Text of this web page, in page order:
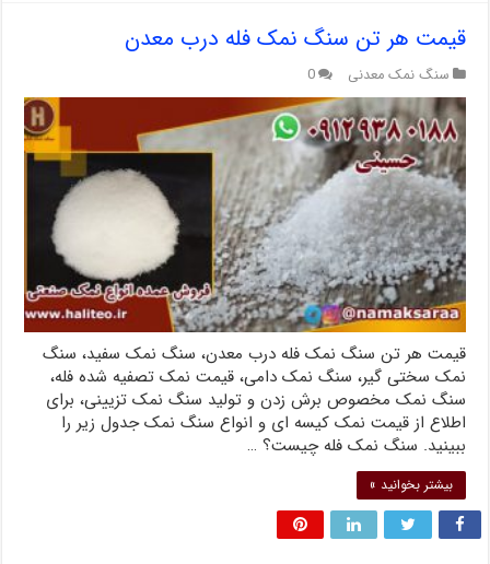
قیمت هر تن سنگ نمک فله درب معدن
سنگ نمک معدنی 0
قیمت هر تن سنگ نمک فله درب معدن، سنگ نمک سفید، سنگ
نمک سختی گیر، سنگ نمک دامی، قیمت نمک تصفیه شده فله،
سنگ نمک مخصوص برش زدن و تولید سنگ نمک تزیینی، برای
اطلاع از قیمت نمک کیسه ای و انواع سنگ نمک جدول زیر را
ببینید. سنگ نمک فله چیست؟ …
بیشتر بخوانید »